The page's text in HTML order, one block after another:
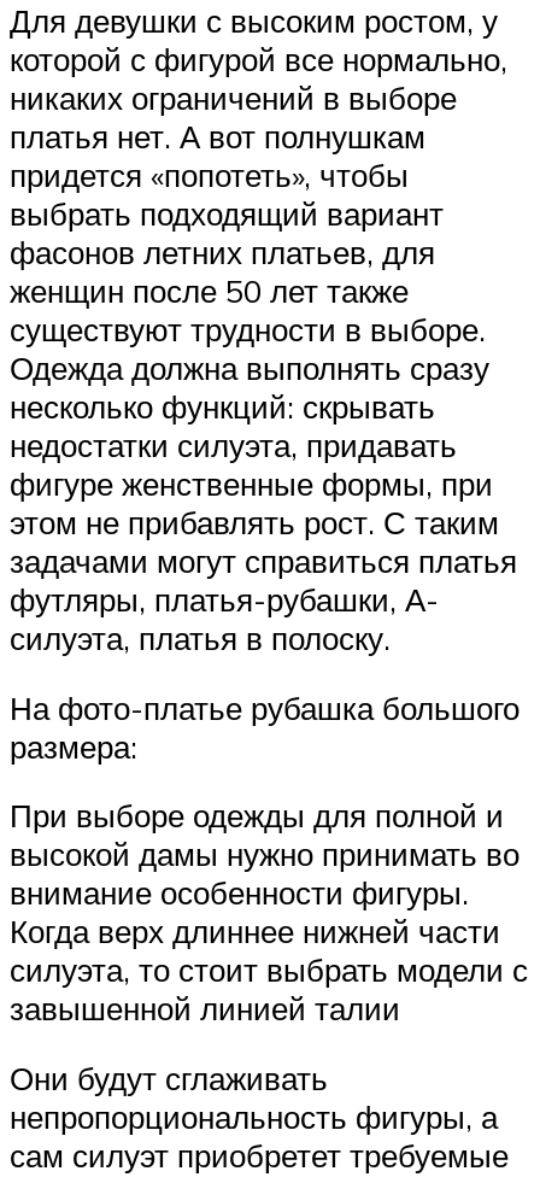
Для девушки с высоким ростом, у
которой с фигурой все нормально,
никаких ограничений в выборе
платья нет. А вот полнушкам
придется «попотеть», чтобы
выбрать подходящий вариант
фасонов летних платьев, для
женщин после 50 лет также
существуют трудности в выборе.
Одежда должна выполнять сразу
несколько функций: скрывать
недостатки силуэта, придавать
фигуре женственные формы, при
этом не прибавлять рост. С таким
задачами могут справиться платья
футляры, платья-рубашки, А-
силуэта, платья в полоску.
На фото-платье рубашка большого
размера:
При выборе одежды для полной и
высокой дамы нужно принимать во
внимание особенности фигуры.
Когда верх длиннее нижней части
силуэта, то стоит выбрать модели с
завышенной линией талии
Они будут сглаживать
непропорциональность фигуры, а
сам силуэт приобретет требуемые